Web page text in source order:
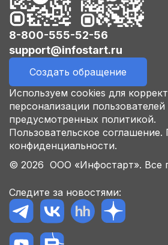
8-800-555-52-56
support@infostart.ru
Создать обращение
Используем cookies для
персонализации
предусмотренных политикой.
Пользовательское соглашение.
конфиденциальности.
© 2026 ООО «Инфостарт». Все
Следите за новостями: